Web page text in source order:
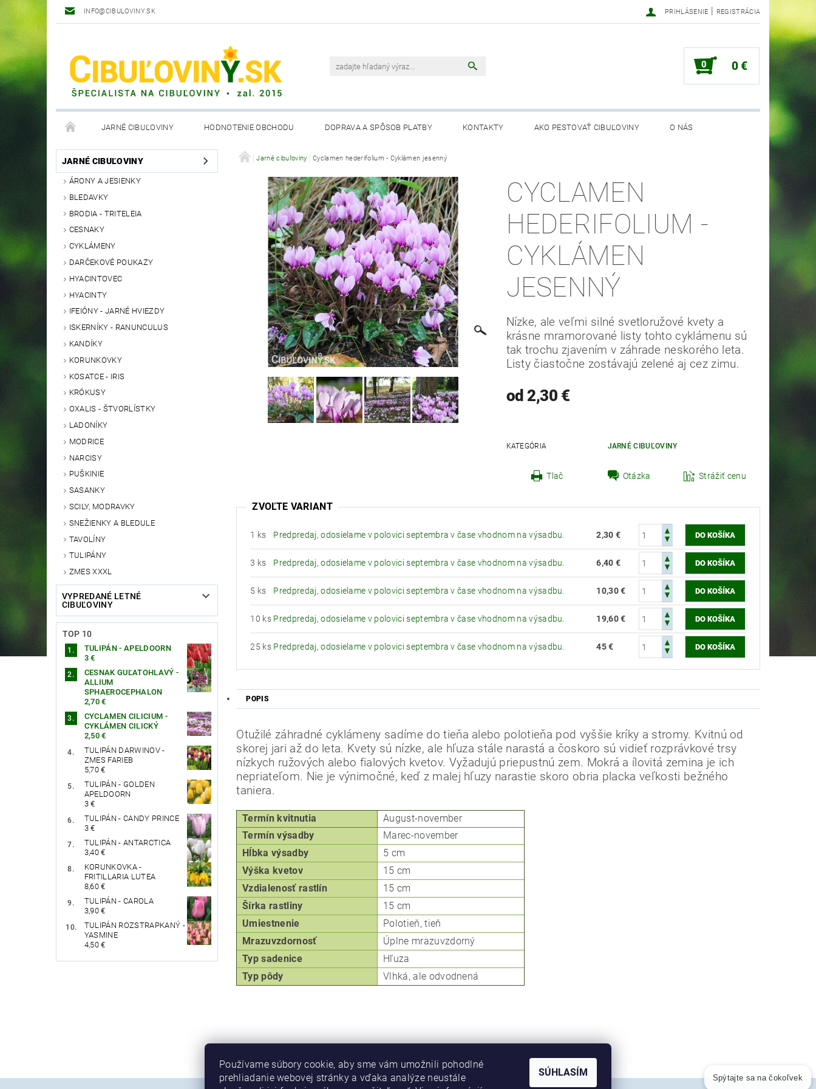
INFO@CIBULOVINY.SK PRIHLÁSENIE | REGISTRÁCIA
0 0 €
JARNÉ CIBUĽOVINY HODNOTENIE OBCHODU DOPRAVA A SPÔSOB PLATBY KONTAKTY AKO PESTOVAŤ CIBUĽOVINY O NÁS
OBCHODNÉ PODMIENKY
JARNÉ CIBUĽOVINY
ÁRONY A JESIENKY
BLEDAVKY
BRODIA - TRITELEIA
CESNAKY
CYKLÁMENY
DARČEKOVÉ POUKAZY
HYACINTOVEC
HYACINTY
IFEIÓNY - JARNÉ HVIEZDY
ISKERNÍKY - RANUNCULUS
KANDÍKY
KORUNKOVKY
KOSATCE - IRIS
KRÓKUSY
OXALIS - ŠTVORLÍSTKY
LADONÍKY
MODRICE
NARCISY
PUŠKINIE
SASANKY
SCILY, MODRAVKY
SNEŽIENKY A BLEDULE
TAVOLÍNY
TULIPÁNY
ZMES XXXL
VYPREDANÉ LETNÉ
CIBUĽOVINY
TOP 10
TULIPÁN - APELDOORN
3 €
CESNAK GUĽATOHLAVÝ -
ALLIUM
SPHAEROCEPHALON
2,70 €
CYCLAMEN CILICIUM -
CYKLÁMEN CILICKÝ
2,50 €
TULIPÁN DARWINOV -
ZMES FARIEB
5,70 €
TULIPÁN - GOLDEN
APELDOORN
3 €
TULIPÁN - CANDY PRINCE
3 €
TULIPÁN - ANTARCTICA
3,40 €
KORUNKOVKA -
FRITILLARIA LUTEA
8,60 €
TULIPÁN - CAROLA
3,90 €
TULIPÁN ROZSTRAPKANÝ -
YASMINE
4,50 €
Jarné cibuľoviny Cyclamen hederifolium - Cyklámen jesenný
CYCLAMEN
HEDERIFOLIUM -
CYKLÁMEN
JESENNÝ
Nízke, ale veľmi silné svetloružové kvety a
krásne mramorované listy tohto cyklámenu sú
tak trochu zjavením v záhrade neskorého leta.
Listy čiastočne zostávajú zelené aj cez zimu.
od 2,30 €
KATEGÓRIA JARNÉ CIBUĽOVINY
Tlač Otázka Strážiť cenu
ZVOĽTE VARIANT
1 ks Predpredaj, odosielame v polovici septembra v čase vhodnom na výsadbu. 2,30 €
3 ks Predpredaj, odosielame v polovici septembra v čase vhodnom na výsadbu. 6,40 €
5 ks Predpredaj, odosielame v polovici septembra v čase vhodnom na výsadbu. 10,30 €
10 ks Predpredaj, odosielame v polovici septembra v čase vhodnom na výsadbu. 19,60 €
25 ks Predpredaj, odosielame v polovici septembra v čase vhodnom na výsadbu. 45 €
POPIS
Otužilé záhradné cyklámeny sadíme do tieňa alebo polotieňa pod vyššie kríky a stromy. Kvitnú od
skorej jari až do leta. Kvety sú nízke, ale hľuza stále narastá a čoskoro sú vidieť rozprávkové trsy
nízkych ružových alebo fialových kvetov. Vyžadujú priepustnú zem. Mokrá a ílovitá zemina je ich
nepriateľom. Nie je výnimočné, keď z malej hľuzy narastie skoro obria placka veľkosti bežného
taniera.
Termín kvitnutia August-november
Termín výsadby
Marec-november
Hĺbka výsadby
5 cm
Výška kvetov
15 cm
Vzdialenosť rastlín
15 cm
Šírka rastliny
15 cm
Umiestnenie
Polotieň, tieň
Mrazuvzdornosť
Úplne mrazuvzdorný
Typsadenice
Hľuza
Typ pôdy
Vlhká, ale odvodnená
Používame súbory cookie, aby sme vám umožnili pohodlné
prehliadanie webovej stránky a vďaka analýze neustále
SÚHLASÍM
Spýtajte sa na čokoľvek
Robot zahradník Peter